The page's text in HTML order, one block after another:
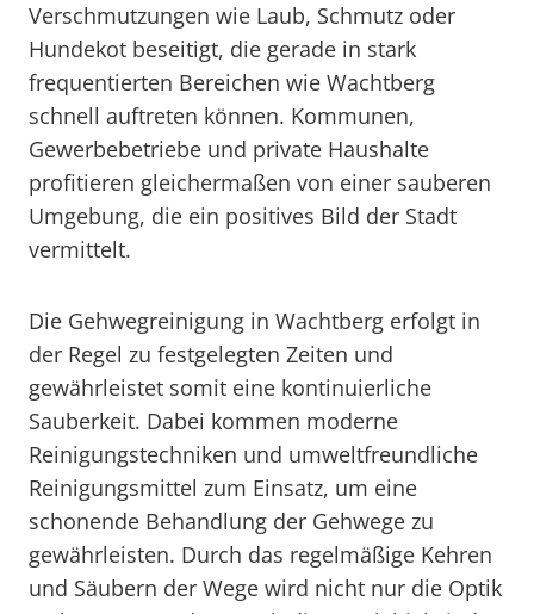
Verschmutzungen wie Laub, Schmutz oder
Hundekot beseitigt, die gerade in stark
frequentierten Bereichen wie Wachtberg
schnell auftreten können. Kommunen,
Gewerbebetriebe und private Haushalte
profitieren gleichermaßen von einer sauberen
Umgebung, die ein positives Bild der Stadt
vermittelt.
Die Gehwegreinigung in Wachtberg erfolgt in
der Regel zu festgelegten Zeiten und
gewährleistet somit eine kontinuierliche
Sauberkeit. Dabei kommen moderne
Reinigungstechniken und umweltfreundliche
Reinigungsmittel zum Einsatz, um eine
schonende Behandlung der Gehwege zu
gewährleisten. Durch das regelmäßige Kehren
und Säubern der Wege wird nicht nur die Optik